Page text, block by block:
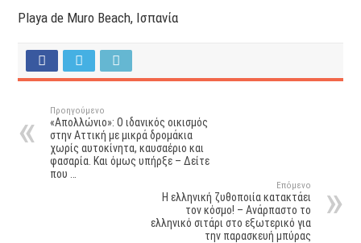
Playa de Muro Beach, Ισπανία
Προηγούμενο
«Απολλώνιο»: O ιδανικός οικισμός
στην Αττική με μικρά δρομάκια
χωρίς αυτοκίνητα, καυσαέριο και
φασαρία. Και όμως υπήρξε – Δείτε
που …
Επόμενο
Η ελληνική ζυθοποιία κατακτάει
τον κόσμο! – Ανάρπαστο το
ελληνικό σιτάρι στο εξωτερικό για
την παρασκευή μπύρας